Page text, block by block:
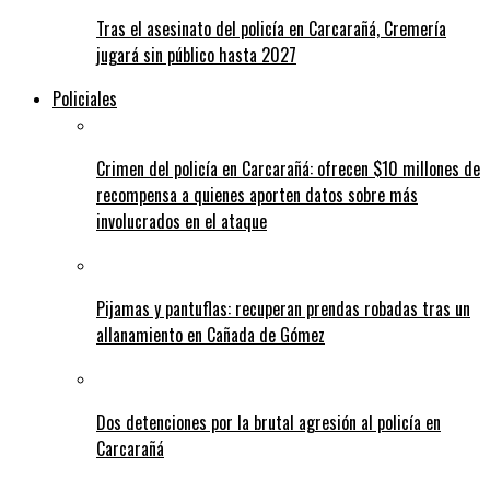
Tras el asesinato del policía en Carcarañá, Cremería
jugará sin público hasta 2027
Policiales
Crimen del policía en Carcarañá: ofrecen $10 millones de
recompensa a quienes aporten datos sobre más
involucrados en el ataque
Pijamas y pantuflas: recuperan prendas robadas tras un
allanamiento en Cañada de Gómez
Dos detenciones por la brutal agresión al policía en
Carcarañá